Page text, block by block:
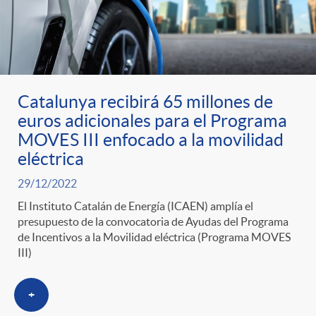
r
a
S
a
l
a
n
p
o
r
c
a
t
e
n
i
d
o
A
n
i
c
a
d
o
r
d
Catalunya recibirá 65 millones de
euros adicionales para el Programa
MOVES III enfocado a la movilidad
eléctrica
29/12/2022
El Instituto Catalán de Energía (ICAEN) amplía el
presupuesto de la convocatoria de Ayudas del Programa
de Incentivos a la Movilidad eléctrica (Programa MOVES
III)
+